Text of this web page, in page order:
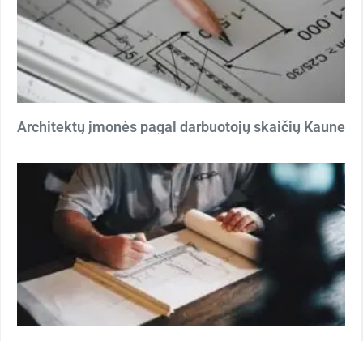
Architektų įmonės pagal darbuotojų skaičių Kaune